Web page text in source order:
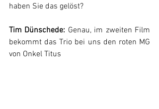
haben Sie das gelöst?
Tim Dünschede: Genau, im zweiten Film
bekommt das Trio bei uns den roten MG
von Onkel Titus